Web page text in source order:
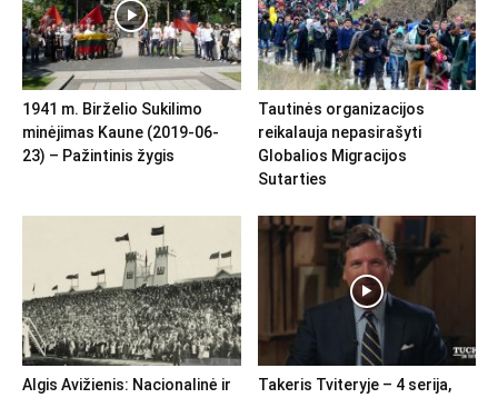
1941 m. Birželio Sukilimo
minėjimas Kaune (2019-06-
23) – Pažintinis žygis
Tautinės organizacijos
reikalauja nepasirašyti
Globalios Migracijos
Sutarties
Algis Avižienis: Nacionalinė ir
Takeris Tviteryje – 4 serija,